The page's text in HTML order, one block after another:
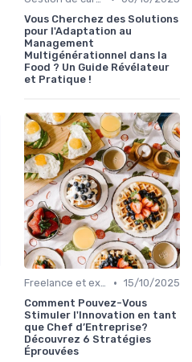
Vous Cherchez des Solutions
pour l'Adaptation au
Management
Multigénérationnel dans la
Food ? Un Guide Révélateur
et Pratique !
Freelance et externalisation dans la food • 15/10/2025
Comment Pouvez-Vous
Stimuler l'Innovation en tant
que Chef d’Entreprise?
Découvrez 6 Stratégies
Éprouvées